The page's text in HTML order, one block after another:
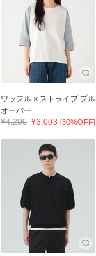
ワッフル × ストライプ プル
オーバー
¥4,290 ¥3,003 [30%OFF]